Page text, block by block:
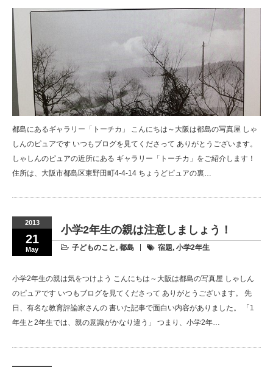
都島にあるギャラリー「トーチカ」 こんにちは～大阪は都島の写真屋 しゃ
しんのピュアです いつもブログを見てくださって ありがとうございます。
しゃしんのピュアの近所にある ギャラリー「トーチカ」をご紹介します！
住所は、大阪市都島区東野田町4-4-14 ちょうどピュアの裏…
2013
21
May
小学2年生の親は注意しましょう！
子どものこと, 都島 宿題, 小学2年生
小学2年生の親は気をつけよう こんにちは～大阪は都島の写真屋 しゃしん
のピュアです いつもブログを見てくださって ありがとうございます。 先
日、有名な教育評論家さんの 書いた記事で面白い内容がありました。 「1
年生と2年生では、親の意識がかなり違う」 つまり、小学2年…